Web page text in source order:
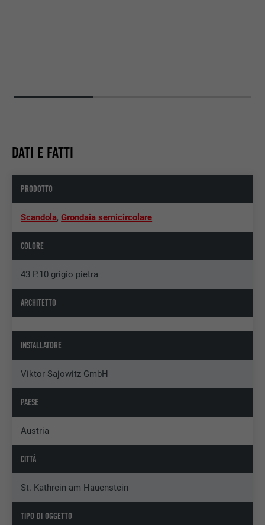
DATI E FATTI
PRODOTTO
Scandola,Grondaia semicircolare
COLORE
43 P.10 grigio pietra
ARCHITETTO
INSTALLATORE
Viktor Sajowitz GmbH
PAESE
Austria
CITTÀ
St. Kathrein am Hauenstein
TIPO DI OGGETTO